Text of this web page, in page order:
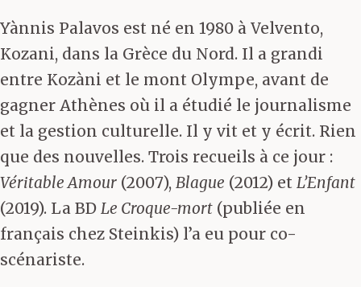
Yànnis Palavos est né en 1980 à Velvento,
Kozani, dans la Grèce du Nord. Il a grandi
entre Kozàni et le mont Olympe, avant de
gagner Athènes où il a étudié le journalisme
et la gestion culturelle. Il y vit et y écrit. Rien
que des nouvelles. Trois recueils à ce jour :
Véritable Amour (2007), Blague (2012) et L’Enfant
(2019). La BD Le Croque-mort (publiée en
français chez Steinkis) l’a eu pour co-
scénariste.